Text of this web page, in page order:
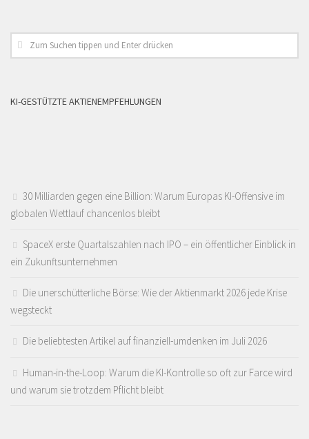
KI-GESTÜTZTE AKTIENEMPFEHLUNGEN
30 Milliarden gegen eine Billion: Warum Europas KI-Offensive im
globalen Wettlauf chancenlos bleibt
SpaceX erste Quartalszahlen nach IPO – ein öffentlicher Einblick in
ein Zukunftsunternehmen
Die unerschütterliche Börse: Wie der Aktienmarkt 2026 jede Krise
wegsteckt
Die beliebtesten Artikel auf finanziell-umdenken im Juli 2026
Human-in-the-Loop: Warum die KI-Kontrolle so oft zur Farce wird
und warum sie trotzdem Pflicht bleibt